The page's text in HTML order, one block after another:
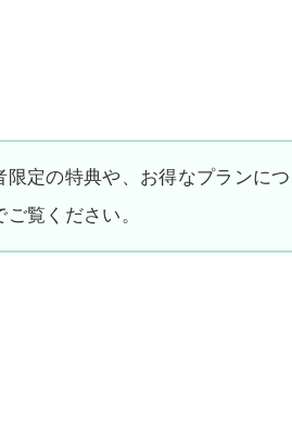
限定の特典や、お得なプランに
覧ください。